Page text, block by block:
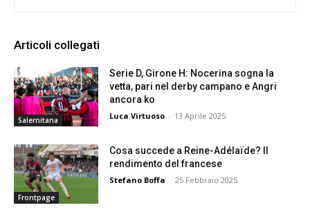
Articoli collegati
Salernitana
Serie D, Girone H: Nocerina sogna la
vetta, pari nel derby campano e Angri
ancora ko
Luca Virtuoso - 13 Aprile 2025
Frontpage
Cosa succede a Reine-Adélaïde? Il
rendimento del francese
Stefano Boffa - 25 Febbraio 2025